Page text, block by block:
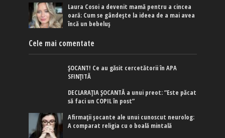
Laura Cosoi a devenit mamă pentru a cincea
oară: Cum se gândește la ideea de a mai avea
încă un bebeluș
Cele mai comentate
ȘOCANT! Ce au găsit cercetătorii în APA
SFINȚITĂ
DECLARAȚIA ȘOCANTĂ a unui preot: ”Este păcat
să faci un COPIL în post”
Afirmaţii şocante ale unui cunoscut neurolog:
A comparat religia cu o boală mintală